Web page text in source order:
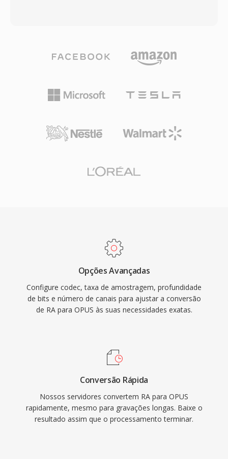
confiáveis. No auge, o RealPlayer estava
instalado em centenas de milhões de PCs, e
RealAudio para transmissoes online. Uma
de streaming de taxa de bits adaptativa que
influenciou padrões posteriores como HLS e
modernos, vastos acervos de conteúdo RA da
fidelidade a 128 kbps é tudo entre isso. Ele
amostragem de até 48 kHz é tamanhos de
quadro tão pequenos quanto 2,5 ms,
qualquer codec de áudio convencional. Três
royalties é de código aberto, removendo
taxas equivalentes. É sua baixa latencia o torna
o codec obrigatório para WebRTC, então todo
navegador moderno já vêm com um
decodificador Opus. WhatsApp, Discord, Zoom
é YouTube utilizam o Opus para áudio em
tempo real.
Opções Avançadas
Configure codec, taxa de amostragem, profundidade
de bits e número de canais para ajustar a conversão
de RA para OPUS às suas necessidades exatas.
Conversão Rápida
Nossos servidores convertem RA para OPUS
rapidamente, mesmo para gravações longas. Baixe o
resultado assim que o processamento terminar.